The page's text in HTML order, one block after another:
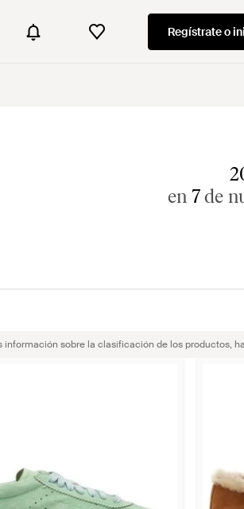
Regístrate o
en 7 de
sobre la clasificación de los productos,